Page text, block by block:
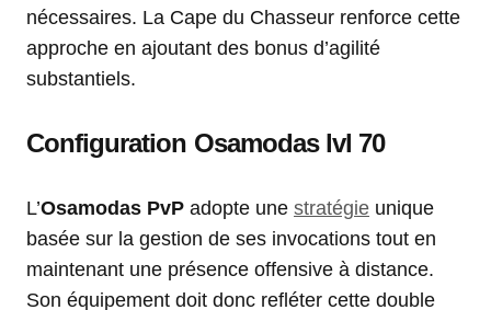
nécessaires. La Cape du Chasseur renforce cette
approche en ajoutant des bonus d’agilité
substantiels.
Configuration Osamodas lvl 70
L’Osamodas PvP adopte une stratégie unique
basée sur la gestion de ses invocations tout en
maintenant une présence offensive à distance.
Son équipement doit donc refléter cette double